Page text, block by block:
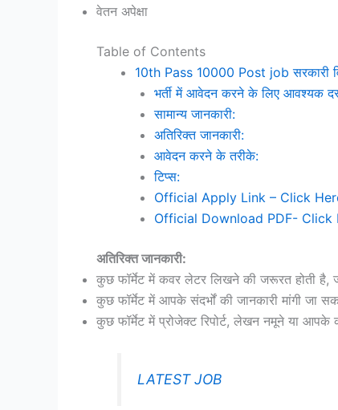
वेतन अपेक्षा
Table of Contents
10th Pass 10000 Post job सरकारी
भर्ती में आवेदन करने के लिए आवश्यक
सामान्य जानकारी:
अतिरिक्त जानकारी:
आवेदन करने के तरीके:
टिप्स:
Official Apply Link – Click
Official Download PDF- Click
अतिरिक्त जानकारी:
कुछ फॉर्मेट में कवर लेटर लिखने की जरूरत होती है,
कुछ फॉर्मेट में आपके संदर्भों की जानकारी मांगी
कुछ फॉर्मेट में प्रोजेक्ट रिपोर्ट, लेखन नमूने या
LATEST JOB